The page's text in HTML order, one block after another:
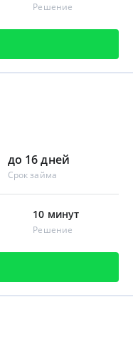
Решение
до 16 дней
Срок займа
10 минут
Решение